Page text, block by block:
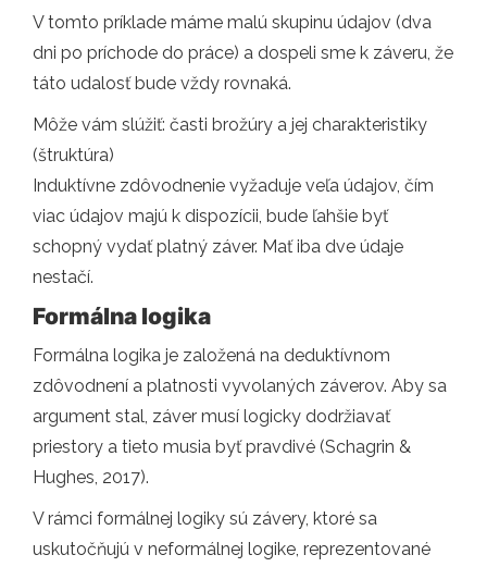
V tomto príklade máme malú skupinu údajov (dva
dni po príchode do práce) a dospeli sme k záveru, že
táto udalosť bude vždy rovnaká.
Môže vám slúžiť: časti brožúry a jej charakteristiky
(štruktúra)
Induktívne zdôvodnenie vyžaduje veľa údajov, čím
viac údajov majú k dispozícii, bude ľahšie byť
schopný vydať platný záver. Mať iba dve údaje
nestačí.
Formálna logika
Formálna logika je založená na deduktívnom
zdôvodnení a platnosti vyvolaných záverov. Aby sa
argument stal, záver musí logicky dodržiavať
priestory a tieto musia byť pravdivé (Schagrin &
Hughes, 2017).
V rámci formálnej logiky sú závery, ktoré sa
uskutočňujú v neformálnej logike, reprezentované